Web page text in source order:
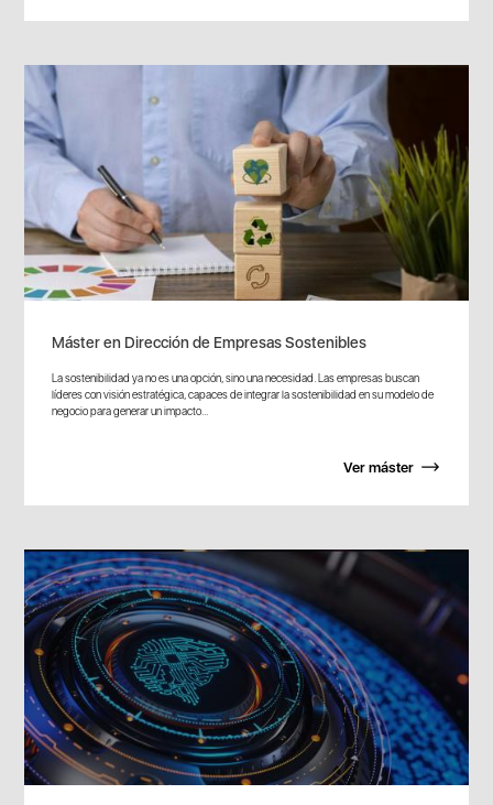
Máster en Dirección de Empresas Sostenibles
La sostenibilidad ya no es una opción, sino una necesidad. Las empresas buscan
líderes con visión estratégica, capaces de integrar la sostenibilidad en su modelo de
negocio para generar un impacto...
Ver máster